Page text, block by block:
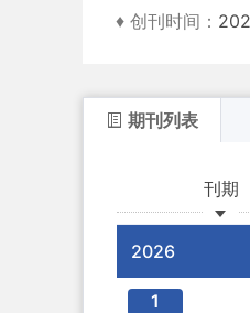
♦ 创刊时间：
期刊列表
刊期
2026
1